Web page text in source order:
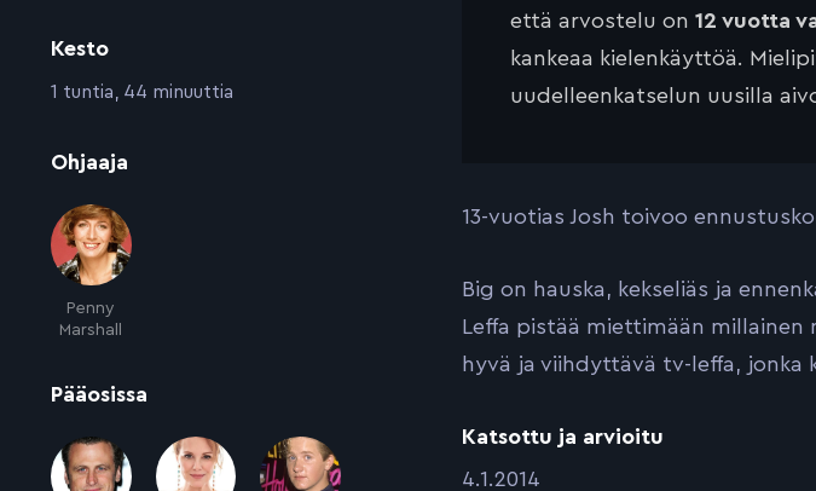
Kesto
:1 tuntia, 44 minuuttia
Ohjaaja
Penny
Marshall
Pääosissa
että arvostelu on 12 vuotta
kankeaa kielenkäyttöä.
uudelleenkatselun uusilla
13-vuotias Josh toivoo
Big on hauska, kekseliäs ja
Leffa pistää miettimään millainen
hyvä ja viihdyttävä tv-leffa, jonka
Katsottu ja arvioitu
:4.1.2014